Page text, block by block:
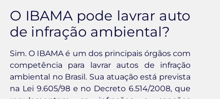
O IBAMA pode lavrar auto
de infração ambiental?
Sim. O IBAMA é um dos principais órgãos com
competência para lavrar autos de infração
ambiental no Brasil. Sua atuação está prevista
na Lei 9.605/98 e no Decreto 6.514/2008, que